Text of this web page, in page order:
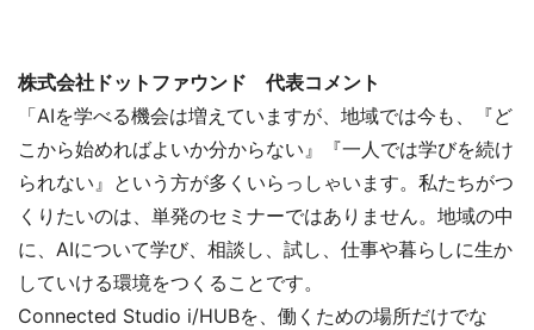
株式会社ドットファウンド 代表コメント
「AIを学べる機会は増えていますが、地域では今も、『ど
こから始めればよいか分からない』『一人では学びを続け
られない』という方が多くいらっしゃいます。私たちがつ
くりたいのは、単発のセミナーではありません。地域の中
に、AIについて学び、相談し、試し、仕事や暮らしに生か
していける環境をつくることです。
Connected Studio i/HUBを、働くための場所だけでな